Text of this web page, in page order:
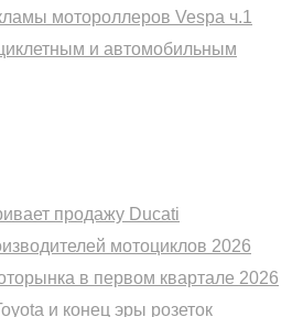
мотороллеров Vespa ч.1
и автомобильным
продажу Ducati
мотоциклов 2026
в первом квартале 2026
и конец эры розеток